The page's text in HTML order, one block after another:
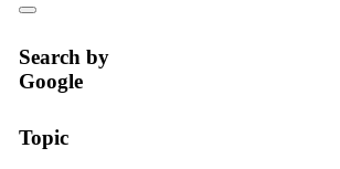
Search by
Google
Topic